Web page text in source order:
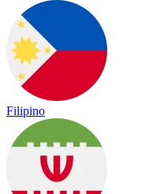
Filipino